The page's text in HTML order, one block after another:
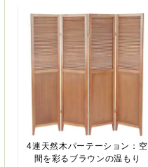
4連天然木パーテーション：空
間を彩るブラウンの温もり